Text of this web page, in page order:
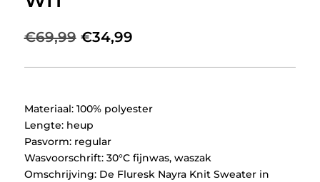
€69,99 Oorspronkelijke
was:
€34,99Huidige
is:
Materiaal: 100% polyester
Lengte: heup
Pasvorm: regular
Wasvoorschrift: 30°C fijnwas, waszak
Omschrijving: De Fluresk Nayra Knit Sweater in